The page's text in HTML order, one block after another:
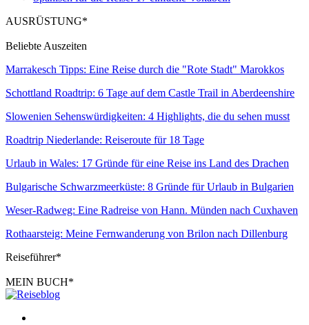
AUSRÜSTUNG*
Beliebte Auszeiten
Marrakesch Tipps: Eine Reise durch die "Rote Stadt" Marokkos
Schottland Roadtrip: 6 Tage auf dem Castle Trail in Aberdeenshire
Slowenien Sehenswürdigkeiten: 4 Highlights, die du sehen musst
Roadtrip Niederlande: Reiseroute für 18 Tage
Urlaub in Wales: 17 Gründe für eine Reise ins Land des Drachen
Bulgarische Schwarzmeerküste: 8 Gründe für Urlaub in Bulgarien
Weser-Radweg: Eine Radreise von Hann. Münden nach Cuxhaven
Rothaarsteig: Meine Fernwanderung von Brilon nach Dillenburg
Reiseführer*
MEIN BUCH*